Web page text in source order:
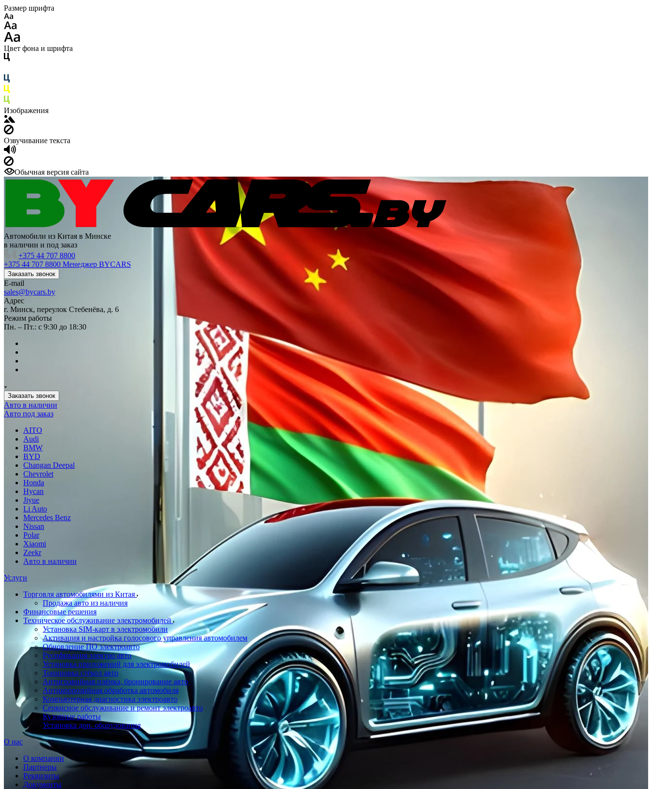
Размер шрифта
Цвет фона и шрифта
Изображения
Озвучивание текста
Обычная версия сайта
Автомобили из Китая в Минске
в наличии и под заказ
+375 44 707 8800
+375 44 707 8800 Менеджер BYCARS
Заказать звонок
E-mail
sales@bycars.by
Адрес
г. Минск, переулок Стебенёва, д. 6
Режим работы
Пн. – Пт.: с 9:30 до 18:30
Заказать звонок
Авто в наличии
Авто под заказ
AITO
Audi
BMW
BYD
Changan Deepal
Chevrolet
Honda
Hycan
Jiyue
Li Auto
Mercedes Benz
Nissan
Polar
Xiaomi
Zeekr
Авто в наличии
Услуги
Торговля автомобилями из Китая
Продажа авто из наличия
Финансовые решения
Техническое обслуживание электромобилей
Установка SIM-карт в электромобили
Активация и настройка голосового управления автомобилем
Обновление ПО электроавто
Русификация электро авто
Установка приложений для электромобилей
Тонировка стёкол авто
Антигравийная плёнка, бронирование авто
Антикоррозийная обработка автомобиля
Компьютерная диагностика электроавто
Сервисное обслуживание и ремонт электроавто
Кузовные работы
Установка доп. оборудования
О нас
О компании
Партнеры
Реквизиты
Документы